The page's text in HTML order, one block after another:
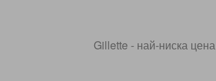
Gillette - най-ниска цена